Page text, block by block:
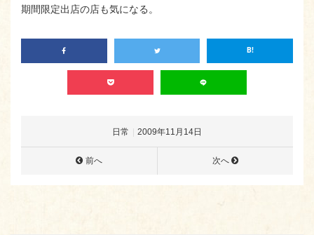
期間限定出店の店も気になる。
日常 2009年11月14日
前へ 次へ